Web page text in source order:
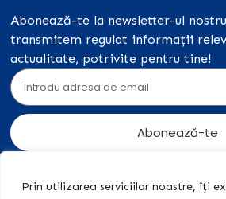
Prin utilizarea serviciilor noastre, îți
Abonează-te la newsletter-ul
transmitem regulat informații
actualitate, potrivite pentru tine!
Abonează-te